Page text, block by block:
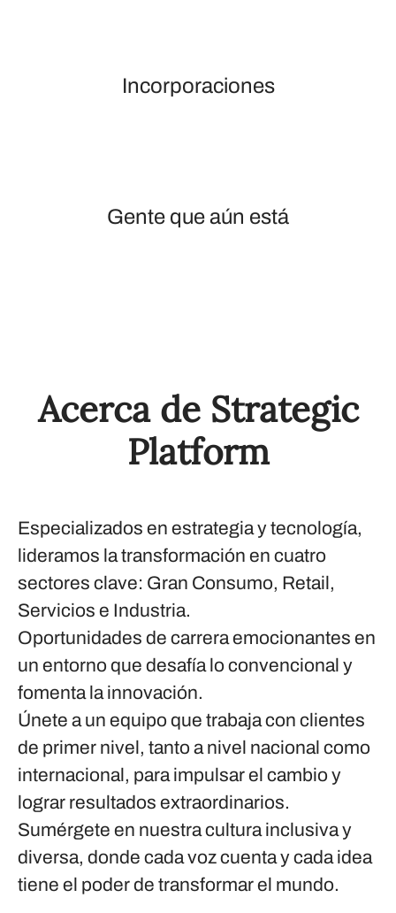
Incorporaciones
Gente que aún está
Acerca de Strategic
Platform
Especializados en estrategia y tecnología,
lideramos la transformación en cuatro
sectores clave: Gran Consumo, Retail,
Servicios e Industria.
Oportunidades de carrera emocionantes en
un entorno que desafía lo convencional y
fomenta la innovación.
Únete a un equipo que trabaja con clientes
de primer nivel, tanto a nivel nacional como
internacional, para impulsar el cambio y
lograr resultados extraordinarios.
Sumérgete en nuestra cultura inclusiva y
diversa, donde cada voz cuenta y cada idea
tiene el poder de transformar el mundo.